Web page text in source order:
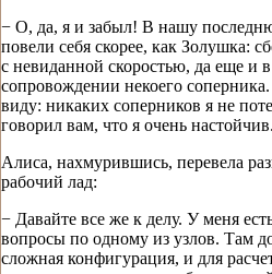
− О, да, я и забыл! В нашу
повели себя скорее, как Золушка:
с невиданной скоростью, да еще и в
сопровождении некоего
виду: никаких соперников я не
говорил вам, что я очень
Алиса, нахмурившись, перевела
рабочий лад:
− Давайте все же к делу. У меня
вопросы по одному из узлов. Там
сложная конфигурация, и для